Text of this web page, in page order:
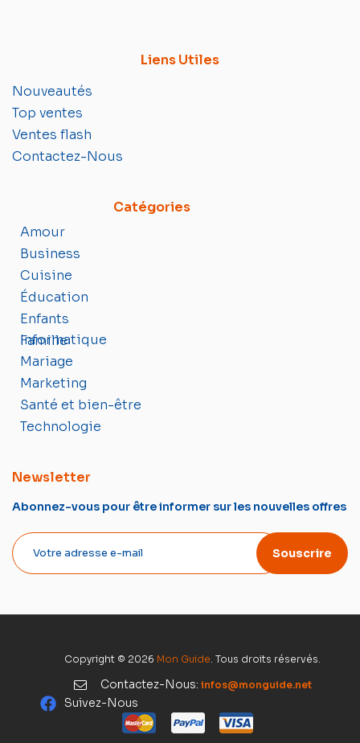
Liens Utiles
Nouveautés
Top ventes
Ventes flash
Contactez-Nous
Catégories
Amour
Business
Cuisine
Éducation
Enfants
Famille
Informatique
Mariage
Marketing
Santé et bien-être
Technologie
Newsletter
Abonnez-vous pour être informer sur les nouvelles offres
Souscrire
Copyright © 2026 Mon Guide. Tous droits réservés.
Contactez-Nous: infos@monguide.net
Suivez-Nous